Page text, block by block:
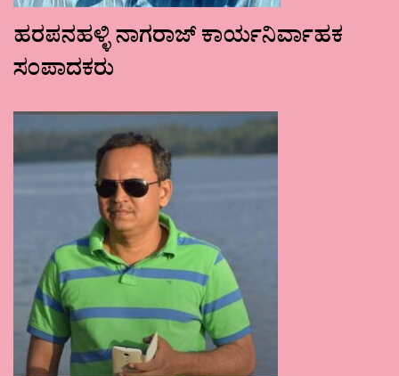
ಹರಪನಹಳ್ಳಿ ನಾಗರಾಜ್ ಕಾರ್ಯನಿರ್ವಾಹಕ
ಸಂಪಾದಕರು